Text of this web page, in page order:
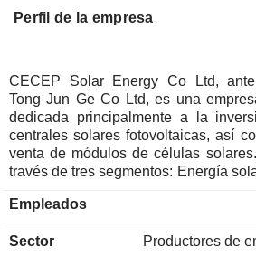
Perfil de la empresa
CECEP Solar Energy Co Ltd,
Tong Jun Ge Co Ltd, es una
dedicada principalmente a la
centrales solares fotovoltaicas, así
venta de módulos de células
través de tres segmentos: Energía
incluyen la energía eléctrica
principalmente en los mercados
Empleados
Sector Productores de